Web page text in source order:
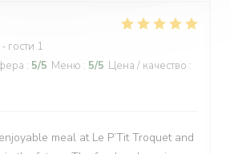
гости 1
: 5/5 Меню : 5/5 Цена / качество :
meal at Le P’Tit Troquet and